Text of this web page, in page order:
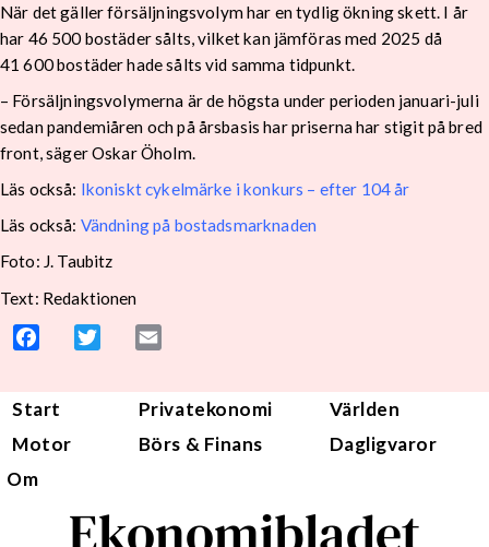
När det gäller försäljningsvolym har en tydlig ökning skett. I år
har 46 500 bostäder sålts, vilket kan jämföras med 2025 då
41 600 bostäder hade sålts vid samma tidpunkt.
– Försäljningsvolymerna är de högsta under perioden januari-juli
sedan pandemiåren och på årsbasis har priserna har stigit på bred
front, säger Oskar Öholm.
Läs också: Ikoniskt cykelmärke i konkurs – efter 104 år
Läs också: Vändning på bostadsmarknaden
Foto: J. Taubitz
Text: Redaktionen
Facebook Twitter
Start Privatekonomi
Världen
Motor
Börs & Finans
Dagligvaror
Om
Ekonomibladet